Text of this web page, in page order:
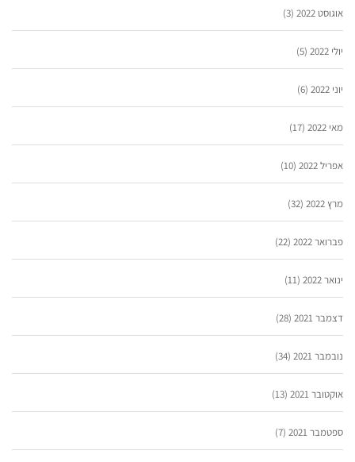
אוגוסט 2022 (3)
יולי 2022 (5)
יוני 2022 (6)
מאי 2022 (17)
אפריל 2022 (10)
מרץ 2022 (32)
פברואר 2022 (22)
ינואר 2022 (11)
דצמבר 2021 (28)
נובמבר 2021 (34)
אוקטובר 2021 (13)
ספטמבר 2021 (7)